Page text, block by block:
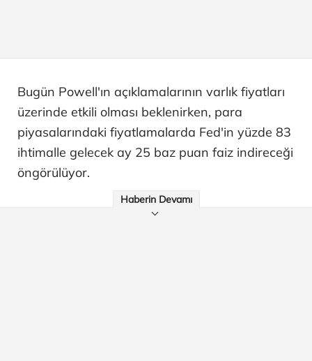
Bugün Powell'ın açıklamalarının varlık fiyatları
üzerinde etkili olması beklenirken, para
piyasalarındaki fiyatlamalarda Fed'in yüzde 83
ihtimalle gelecek ay 25 baz puan faiz indireceği
öngörülüyor.
Haberin Devamı